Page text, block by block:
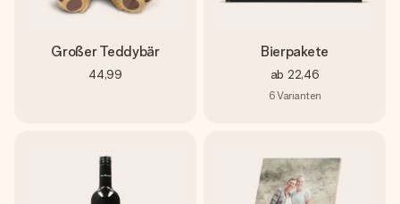
Großer Teddybär
44,99
Bierpakete
ab 22,46
6Varianten